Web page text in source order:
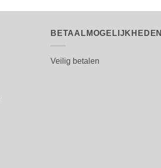
BETAALMOGELIJKHEDEN
Veilig betalen